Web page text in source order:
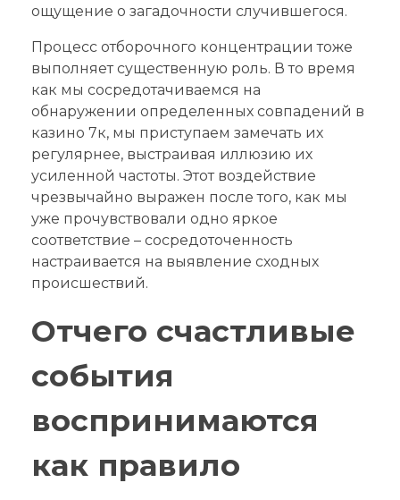
ощущение о загадочности случившегося.
Процесс отборочного концентрации тоже
выполняет существенную роль. В то время
как мы сосредотачиваемся на
обнаружении определенных совпадений в
казино 7к, мы приступаем замечать их
регулярнее, выстраивая иллюзию их
усиленной частоты. Этот воздействие
чрезвычайно выражен после того, как мы
уже прочувствовали одно яркое
соответствие – сосредоточенность
настраивается на выявление сходных
происшествий.
Отчего счастливые
события
воспринимаются
как правило